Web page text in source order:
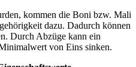
kommen die Boni bzw. Mali
dazu. Dadurch können
Durch Abzüge kann ein
von Eins sinken.